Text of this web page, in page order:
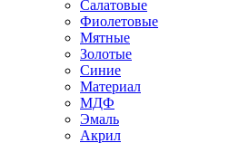
Салатовые
Фиолетовые
Мятные
Золотые
Синие
Материал
МДФ
Эмаль
Акрил